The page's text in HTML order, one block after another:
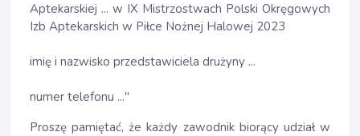
Aptekarskiej ... w IX Mistrzostwach Polski Okręgowych
Izb Aptekarskich w Piłce Nożnej Halowej 2023
imię i nazwisko przedstawiciela drużyny ...
numer telefonu ..."
Proszę pamiętać, że każdy zawodnik biorący udział w